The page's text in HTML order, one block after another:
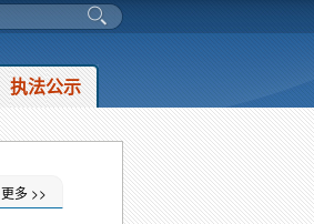
执法公示
更多 >>